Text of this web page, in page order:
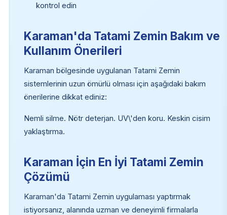
kontrol edin
Karaman'da Tatami Zemin Bakım ve
Kullanım Önerileri
Karaman bölgesinde uygulanan Tatami Zemin
sistemlerinin uzun ömürlü olması için aşağıdaki bakım
önerilerine dikkat ediniz:
Nemli silme. Nötr deterjan. UV\'den koru. Keskin cisim
yaklaştırma.
Karaman İçin En İyi Tatami Zemin
Çözümü
Karaman'da Tatami Zemin uygulaması yaptırmak
istiyorsanız, alanında uzman ve deneyimli firmalarla